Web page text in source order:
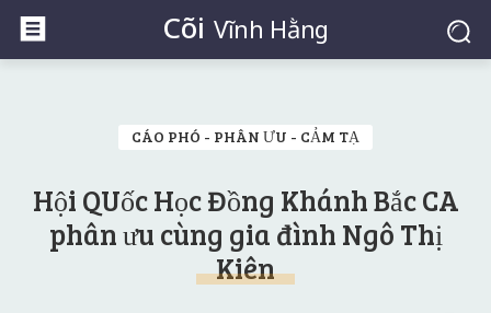
Cõi Vĩnh Hằng
CÁO PHÓ - PHÂN ƯU - CẢM TẠ
Hội QUốc Học Đồng Khánh Bắc CA
phân ưu cùng gia đình Ngô Thị
Kiên